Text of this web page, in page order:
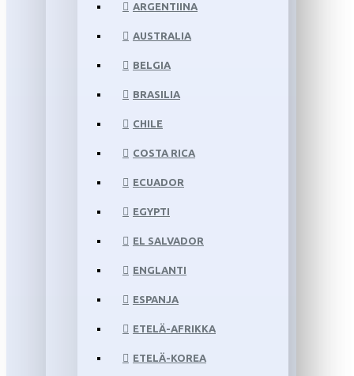
ARGENTIINA
AUSTRALIA
BELGIA
BRASILIA
CHILE
COSTA RICA
ECUADOR
EGYPTI
EL SALVADOR
ENGLANTI
ESPANJA
ETELÄ-AFRIKKA
ETELÄ-KOREA